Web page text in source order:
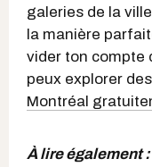
galeries de la
la manière
vider ton compte
peux explorer
Montréal
À lire également :